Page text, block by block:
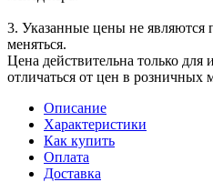
3. Указанные цены не являются
меняться.
Цена действительна только для
отличаться от цен в розничных
Описание
Характеристики
Как купить
Оплата
Доставка